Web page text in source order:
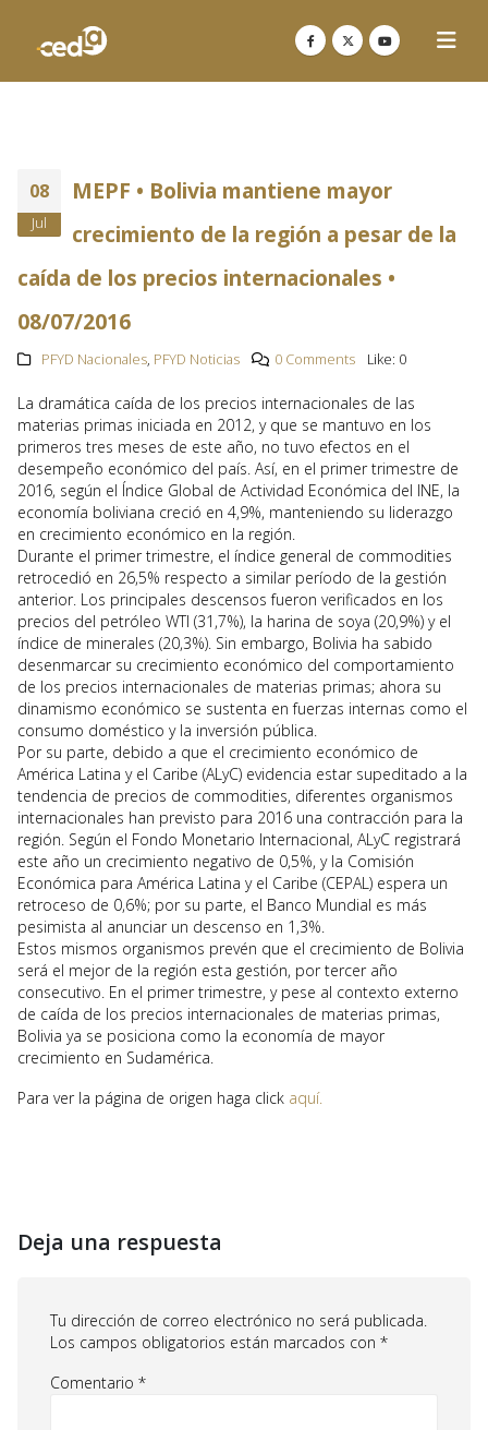
08
Jul
MEPF • Bolivia mantiene mayor
crecimiento de la región a pesar de la
caída de los precios internacionales •
08/07/2016
PFYD Nacionales, PFYD Noticias 0 Comments Like: 0
La dramática caída de los precios internacionales de las
materias primas iniciada en 2012, y que se mantuvo en los
primeros tres meses de este año, no tuvo efectos en el
desempeño económico del país. Así, en el primer trimestre de
2016, según el Índice Global de Actividad Económica del INE, la
economía boliviana creció en 4,9%, manteniendo su liderazgo
en crecimiento económico en la región.
Durante el primer trimestre, el índice general de commodities
retrocedió en 26,5% respecto a similar período de la gestión
anterior. Los principales descensos fueron verificados en los
precios del petróleo WTI (31,7%), la harina de soya (20,9%) y el
índice de minerales (20,3%). Sin embargo, Bolivia ha sabido
desenmarcar su crecimiento económico del comportamiento
de los precios internacionales de materias primas; ahora su
dinamismo económico se sustenta en fuerzas internas como el
consumo doméstico y la inversión pública.
Por su parte, debido a que el crecimiento económico de
América Latina y el Caribe (ALyC) evidencia estar supeditado a la
tendencia de precios de commodities, diferentes organismos
internacionales han previsto para 2016 una contracción para la
región. Según el Fondo Monetario Internacional, ALyC registrará
este año un crecimiento negativo de 0,5%, y la Comisión
Económica para América Latina y el Caribe (CEPAL) espera un
retroceso de 0,6%; por su parte, el Banco Mundial es más
pesimista al anunciar un descenso en 1,3%.
Estos mismos organismos prevén que el crecimiento de Bolivia
será el mejor de la región esta gestión, por tercer año
consecutivo. En el primer trimestre, y pese al contexto externo
de caída de los precios internacionales de materias primas,
Bolivia ya se posiciona como la economía de mayor
crecimiento en Sudamérica.
Para ver la página de origen haga click aquí.
Deja una respuesta
Tu dirección de correo electrónico no será publicada.
Los campos obligatorios están marcados con *
Comentario *